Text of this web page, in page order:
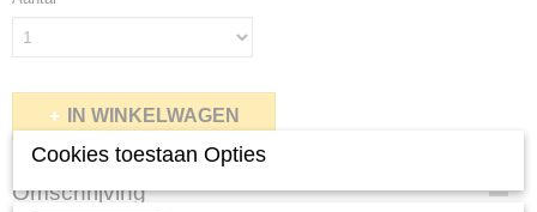
IN WINKELWAGEN
Omschrijving
Cookies toestaan Opties